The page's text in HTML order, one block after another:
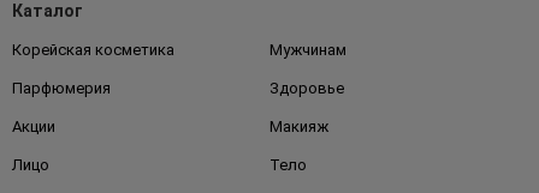
Каталог
Корейская косметика Мужчинам
Парфюмерия Здоровье
Акции Макияж
Лицо Тело